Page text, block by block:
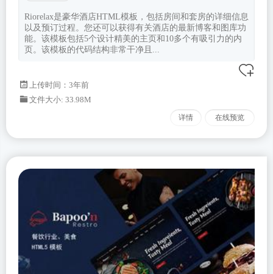
Riorelax是豪华酒店HTML模板，包括房间和套房的详细信息
以及预订过程。您还可以获得有关酒店的最新博客和图库功
能。该模板包括5个设计精美的主页和10多个有吸引力的内
页。该模板的代码结构非常干净且...
上传时间：3年前
文件大小: 33.98M
详情 在线预览